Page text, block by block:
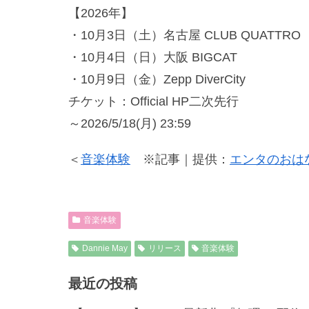
【2026年】
・10月3日（土）名古屋 CLUB QUATTRO
・10月4日（日）大阪 BIGCAT
・10月9日（金）Zepp DiverCity
チケット：Official HP二次先行
～2026/5/18(月) 23:59
＜ 音楽体験 ※記事｜提供： エンタのおは
音楽体験
Dannie May リリース 音楽体験
最近の投稿